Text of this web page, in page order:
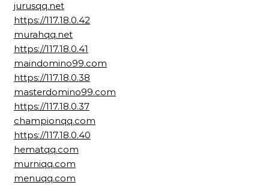
jurusqq.net
https://117.18.0.42
murahqq.net
https://117.18.0.41
maindomino99.com
https://117.18.0.38
masterdomino99.com
https://117.18.0.37
championqq.com
https://117.18.0.40
hematqq.com
murniqq.com
menuqq.com